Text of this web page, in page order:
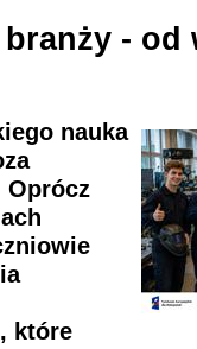
- od
nauka
Oprócz
które